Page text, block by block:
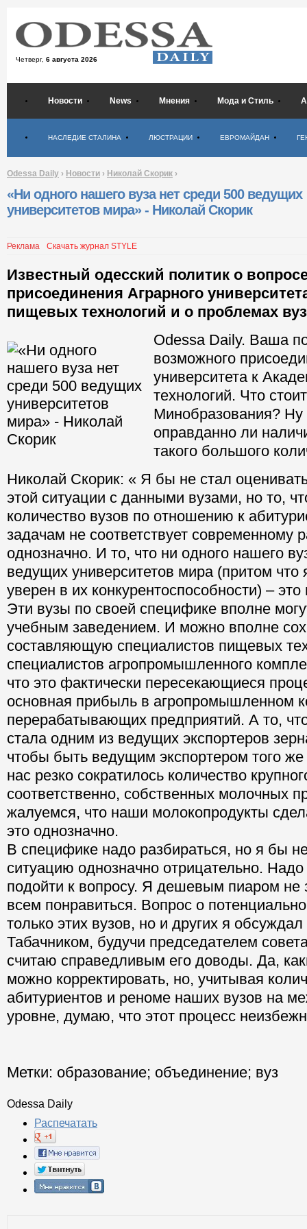
Четверг, 6 августа 2026
Новости News Мнения Мода и Стиль
НАСЛЕДИЕ СТАЛИНА ЛЮСТРАЦИИ ЕВРОМАЙДАН
Odessa Daily › Новости › Николай Скорик ›
«Ни одного нашего вуза нет среди 500 ведущих
университетов мира» - Николай Скорик
Реклама Скачать журнал STYLE
Известный одесский политик о
присоединения Аграрного
пищевых технологий и о проблемах
Odessa Daily. Ваша
возможного
университета к
технологий. Что
Минобразования?
оправданно ли
такого большого
Николай Скорик: « Я бы не стал
этой ситуации с данными вузами, но то,
количество вузов по отношению к
задачам не соответствует современному
однозначно. И то, что ни одного нашего
ведущих университетов мира (притом что
уверен в их конкурентоспособности) –
Эти вузы по своей специфике вполне
учебным заведением. И можно вполне
составляющую специалистов пищевых
специалистов агропромышленного
что это фактически пересекающиеся
основная прибыль в агропромышленном
перерабатывающих предприятий. А то,
стала одним из ведущих экспортеров
чтобы быть ведущим экспортером того же
нас резко сократилось количество
соответственно, собственных молочных
жалуемся, что наши молокопродукты
это однозначно.
В специфике надо разбираться, но я бы
ситуацию однозначно отрицательно.
подойти к вопросу. Я дешевым пиаром не
всем понравиться. Вопрос о
только этих вузов, но и других я
Табачником, будучи председателем
считаю справедливым его доводы. Да,
можно корректировать, но, учитывая
абитуриентов и реноме наших вузов на
уровне, думаю, что этот процесс
Метки: образование; объединение; вуз
Odessa Daily
Распечатать